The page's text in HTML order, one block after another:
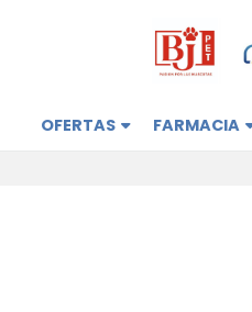
OFERTAS FARMACIA